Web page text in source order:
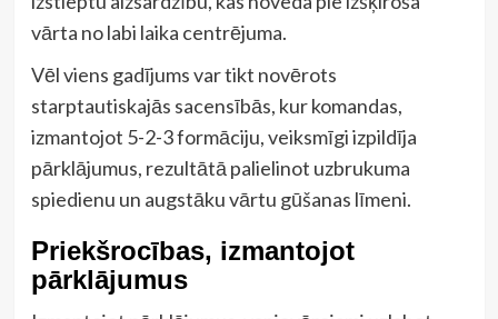
vārta no labi laika centrējuma.
Vēl viens gadījums var tikt novērots
starptautiskajās sacensībās, kur komandas,
izmantojot 5-2-3 formāciju, veiksmīgi izpildīja
pārklājumus, rezultātā palielinot uzbrukuma
spiedienu un augstāku vārtu gūšanas līmeni.
Priekšrocības, izmantojot
pārklājumus